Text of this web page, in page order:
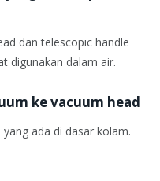
dan telescopic handle
digunakan dalam air.
ke vacuum head
ada di dasar kolam.